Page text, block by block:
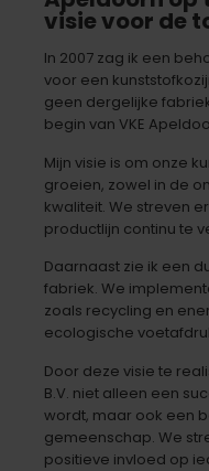
visie voor de
In 2007 zag ik een
voor een
geen dergelijke
begin van VKE
Mijn visie is om onze
groeien, zowel in de
kwaliteit. We streven
productlijn continu te
Daarnaast zie ik een
fabriek. We
zoals recycling en
ecologische
Door deze visie te
B.V. niet alleen een
wordt, maar ook een
gemeenschap. We
positieve invloed op